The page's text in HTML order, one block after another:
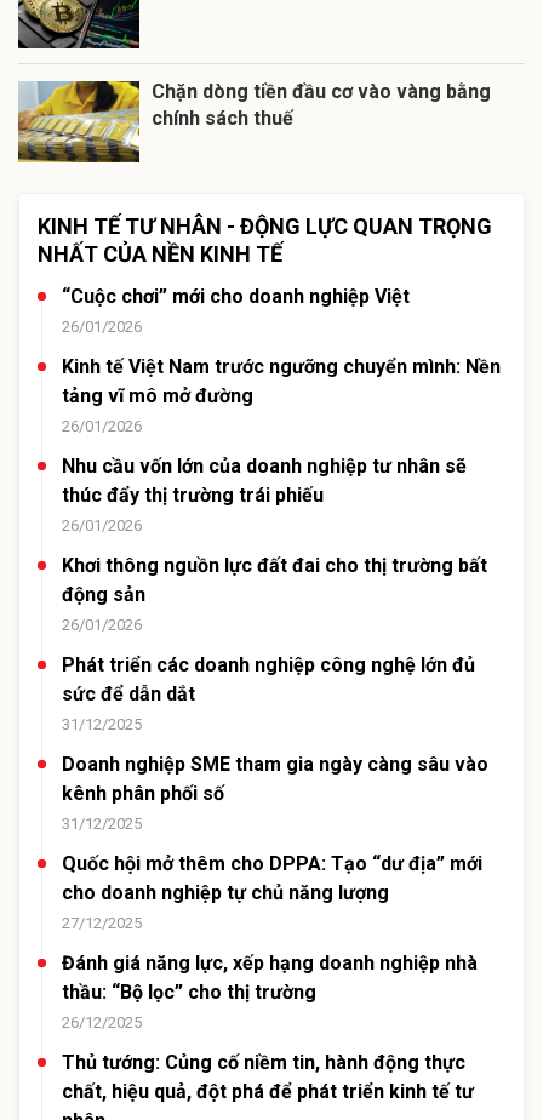
Chặn dòng tiền đầu cơ vào vàng bằng
chính sách thuế
KINH TẾ TƯ NHÂN - ĐỘNG LỰC QUAN TRỌNG
NHẤT CỦA NỀN KINH TẾ
“Cuộc chơi” mới cho doanh nghiệp Việt
26/01/2026
Kinh tế Việt Nam trước ngưỡng chuyển mình: Nền
tảng vĩ mô mở đường
26/01/2026
Nhu cầu vốn lớn của doanh nghiệp tư nhân sẽ
thúc đẩy thị trường trái phiếu
26/01/2026
Khơi thông nguồn lực đất đai cho thị trường bất
động sản
26/01/2026
Phát triển các doanh nghiệp công nghệ lớn đủ
sức để dẫn dắt
31/12/2025
Doanh nghiệp SME tham gia ngày càng sâu vào
kênh phân phối số
31/12/2025
Quốc hội mở thêm cho DPPA: Tạo “dư địa” mới
cho doanh nghiệp tự chủ năng lượng
27/12/2025
Đánh giá năng lực, xếp hạng doanh nghiệp nhà
thầu: “Bộ lọc” cho thị trường
26/12/2025
Thủ tướng: Củng cố niềm tin, hành động thực
chất, hiệu quả, đột phá để phát triển kinh tế tư